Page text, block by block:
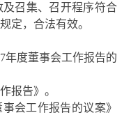
召集、召开程序符合
定，合法有效。
年度董事会工作报告的
报告》。
事会工作报告的议案》